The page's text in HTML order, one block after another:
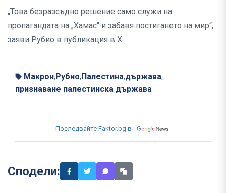
„Това безразсъдно решение само служи на
пропагандата на „Хамас“ и забавя постигането на мир“,
заяви Рубио в публикация в Х.
Макрон, Рубио, Палестина,държава,
признаване палестинска държава
Последвайте Faktor.bg в
Сподели: